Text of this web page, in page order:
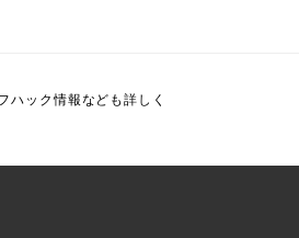
ック情報なども詳しく